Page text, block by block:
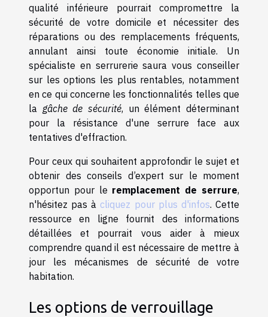
qualité inférieure pourrait compromettre la
sécurité de votre domicile et nécessiter des
réparations ou des remplacements fréquents,
annulant ainsi toute économie initiale. Un
spécialiste en serrurerie saura vous conseiller
sur les options les plus rentables, notamment
en ce qui concerne les fonctionnalités telles que
la gâche de sécurité, un élément déterminant
pour la résistance d'une serrure face aux
tentatives d'effraction.
Pour ceux qui souhaitent approfondir le sujet et
obtenir des conseils d’expert sur le moment
opportun pour le remplacement de serrure,
n'hésitez pas à cliquez pour plus d'infos. Cette
ressource en ligne fournit des informations
détaillées et pourrait vous aider à mieux
comprendre quand il est nécessaire de mettre à
jour les mécanismes de sécurité de votre
habitation.
Les options de verrouillage